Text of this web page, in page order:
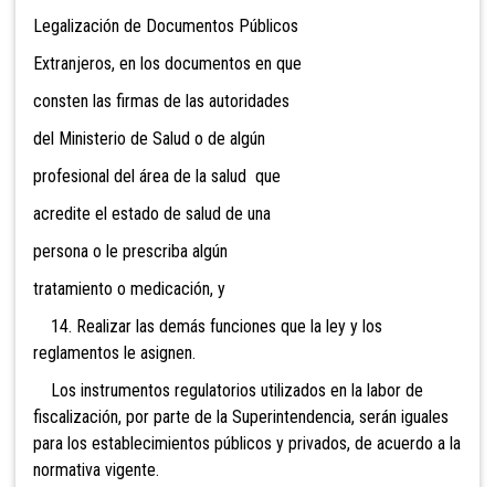
Legalización de Documentos Públicos
Extranjeros, en los documentos en que
consten las firmas de las autoridades
del Ministerio de Salud o de algún
profesional del área de la salud que
acredite el estado de salud de una
persona o le prescriba algún
tratamiento o medicación, y
14. Realizar las demás funciones que la ley y los
reglamentos le asignen.
Los instrumentos regulatorios utilizados en la labor de
fiscalización, por parte de la Superintendencia, serán iguales
para los establecimientos públicos y privados, de acuerdo a la
normativa vigente.